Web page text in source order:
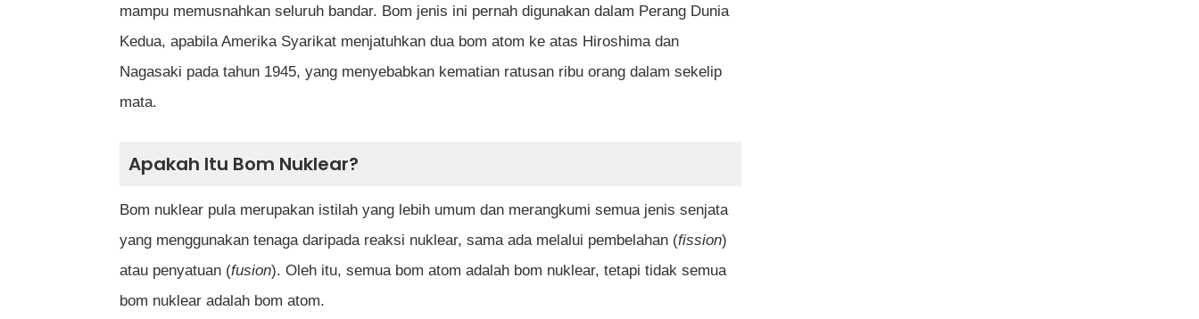
Mengapa bom nuklear dianggap lebih berbahaya daripada bom konvensional?
Apakah perbezaan antara fission dan fusion dalam konteks senjata nuklear?
mampu memusnahkan seluruh bandar. Bom jenis ini pernah digunakan dalam Perang Dunia
Kedua, apabila Amerika Syarikat menjatuhkan dua bom atom ke atas Hiroshima dan
Nagasaki pada tahun 1945, yang menyebabkan kematian ratusan ribu orang dalam sekelip
mata.
Apakah Itu Bom Nuklear?
Bom nuklear pula merupakan istilah yang lebih umum dan merangkumi semua jenis senjata
yang menggunakan tenaga daripada reaksi nuklear, sama ada melalui pembelahan (fission)
atau penyatuan (fusion). Oleh itu, semua bom atom adalah bom nuklear, tetapi tidak semua
bom nuklear adalah bom atom.